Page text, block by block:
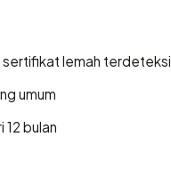
sertifikat lemah terdeteksi
umum
12 bulan